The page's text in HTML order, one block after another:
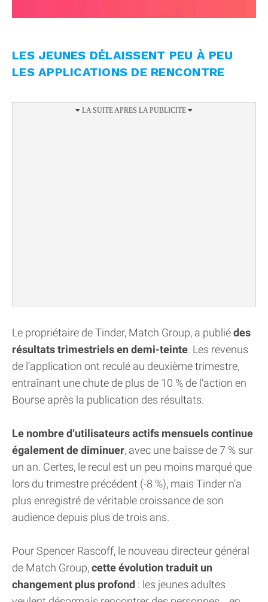
LES JEUNES DÉLAISSENT PEU À PEU
LES APPLICATIONS DE RENCONTRE
Le propriétaire de Tinder, Match Group, a publiédes
résultats trimestriels en demi-teinte. Les revenus
de l’application ont reculé au deuxième trimestre,
entraînant une chute de plus de 10 % de l’action en
Bourse après la publication des résultats.
Le nombre d’utilisateurs actifs mensuels continue
également de diminuer, avec une baisse de 7 % sur
un an. Certes, le recul est un peu moins marqué que
lors du trimestre précédent (-8 %), mais Tinder n’a
plus enregistré de véritable croissance de son
audience depuis plus de trois ans.
Pour Spencer Rascoff, le nouveau directeur général
de Match Group,cette évolution traduit un
changement plus profond : les jeunes adultes